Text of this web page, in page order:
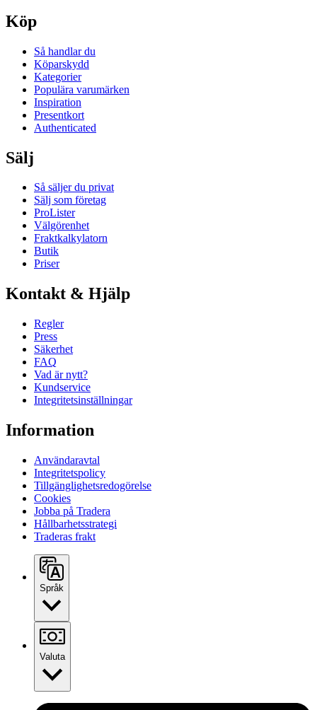
Köp
Så handlar du
Köparskydd
Kategorier
Populära varumärken
Inspiration
Presentkort
Authenticated
Sälj
Så säljer du privat
Sälj som företag
ProLister
Välgörenhet
Fraktkalkylatorn
Butik
Priser
Kontakt & Hjälp
Regler
Press
Säkerhet
FAQ
Vad är nytt?
Kundservice
Integritetsinställningar
Information
Användaravtal
Integritetspolicy
Tillgänglighetsredogörelse
Cookies
Jobba på Tradera
Hållbarhetsstrategi
Traderas frakt
Språk
Valuta